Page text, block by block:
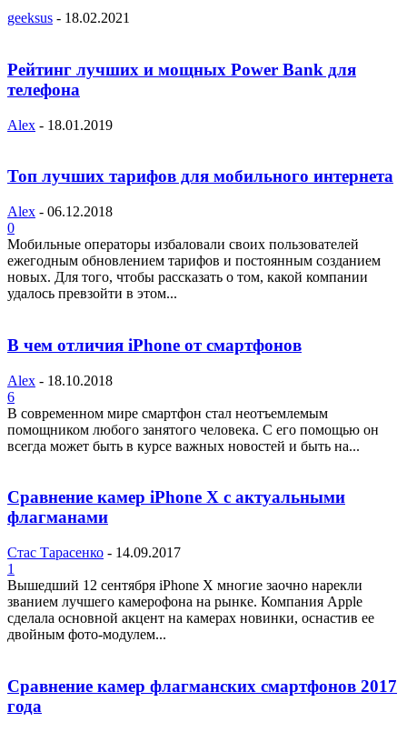
geeksus - 18.02.2021
Рейтинг лучших и мощных Power Bank для
телефона
Alex - 18.01.2019
Топ лучших тарифов для мобильного интернета
Alex - 06.12.2018
0
Мобильные операторы избаловали своих пользователей
ежегодным обновлением тарифов и постоянным созданием
новых. Для того, чтобы рассказать о том, какой компании
удалось превзойти в этом...
В чем отличия iPhone от смартфонов
Alex - 18.10.2018
6
В современном мире смартфон стал неотъемлемым
помощником любого занятого человека. С его помощью он
всегда может быть в курсе важных новостей и быть на...
Cравнение камер iPhone X с актуальными
флагманами
Стас Тарасенко - 14.09.2017
1
Вышедший 12 сентября iPhone X многие заочно нарекли
званием лучшего камерофона на рынке. Компания Apple
сделала основной акцент на камерах новинки, оснастив ее
двойным фото-модулем...
Сравнение камер флагманских смартфонов 2017
года